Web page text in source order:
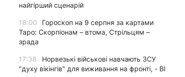
найгірший сценарій
18:00
Гороскоп на 9 серпня за картами
Таро: Скорпіонам – втома, Стрільцям –
зрада
17:38
Норвезькі військові навчають ЗСУ
"духу вікінгів" для виживання на фронті, - BI